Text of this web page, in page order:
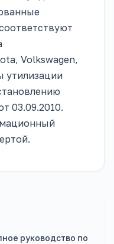
Volkswagen,
утилизации
03.09.2010.
руководство по